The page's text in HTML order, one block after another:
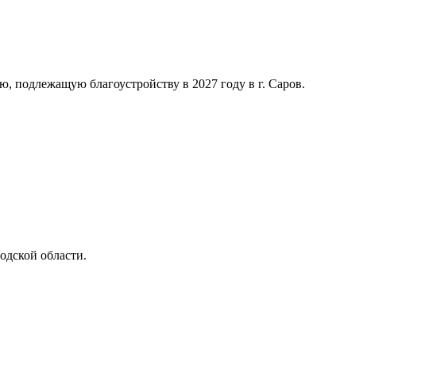
подлежащую благоустройству в 2027 году в г. Саров.
области.